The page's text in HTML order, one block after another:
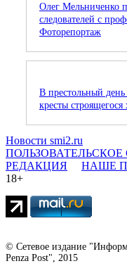
Олег Мельниченко
следователей с
Фоторепортаж
В престольный
кресты
Новости smi2.ru
РЕДАКЦИЯ
НАШЕ
18+
© Сетевое издание
Penza Post", 2015